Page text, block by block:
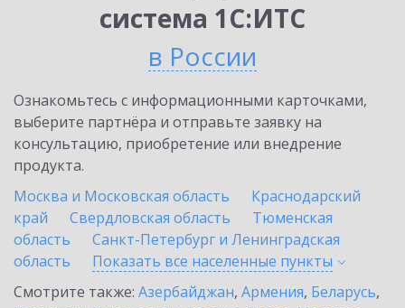
система 1С:ИТС
в России
Ознакомьтесь с информационными карточками,
выберите партнёра и отправьте заявку на
консультацию, приобретение или внедрение
продукта.
Москва и Московская область
Краснодарский
край
Свердловская область
Тюменская
область
Санкт-Петербург и Ленинградская
область
Показать все населенные пункты
Смотрите также: Азербайджан, Армения, Беларусь,